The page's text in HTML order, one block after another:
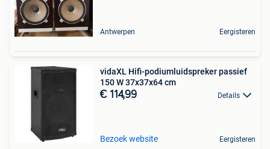
Antwerpen Eergisteren
vidaXL Hifi-podiumluidspreker passief
150 W 37x37x64 cm
€ 114,99 Details
Bezoek website Eergisteren